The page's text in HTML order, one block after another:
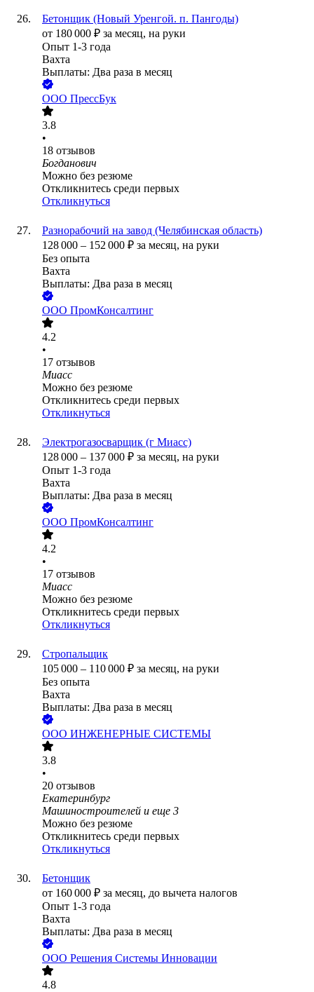
Бетонщик (Новый Уренгой. п. Пангоды)
от 180 000 ₽ за месяц, на руки
Опыт 1-3 года
Вахта
Выплаты: Два раза в месяц
ООО ПрессБук
3.8
•
18 отзывов
Богданович
Можно без резюме
Откликнитесь среди первых
Откликнуться
Разнорабочий на завод (Челябинская область)
128 000 – 152 000 ₽ за месяц, на руки
Без опыта
Вахта
Выплаты: Два раза в месяц
ООО ПромКонсалтинг
4.2
•
17 отзывов
Миасс
Можно без резюме
Откликнитесь среди первых
Откликнуться
Электрогазосварщик (г Миасс)
128 000 – 137 000 ₽ за месяц, на руки
Опыт 1-3 года
Вахта
Выплаты: Два раза в месяц
ООО ПромКонсалтинг
4.2
•
17 отзывов
Миасс
Можно без резюме
Откликнитесь среди первых
Откликнуться
Стропальщик
105 000 – 110 000 ₽ за месяц, на руки
Без опыта
Вахта
Выплаты: Два раза в месяц
ООО ИНЖЕНЕРНЫЕ СИСТЕМЫ
3.8
•
20 отзывов
Екатеринбург
Машиностроителей и еще 3
Можно без резюме
Откликнитесь среди первых
Откликнуться
Бетонщик
от 160 000 ₽ за месяц, до вычета налогов
Опыт 1-3 года
Вахта
Выплаты: Два раза в месяц
ООО Решения Системы Инновации
4.8